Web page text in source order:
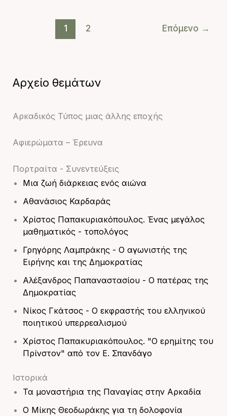
1 2 Επόμενο →
Αρχείο θεμάτων
Αρκαδικός Τύπος μιας άλλης εποχής
Αφιερώματα – Έρευνα
Πορτραίτα - Συνεντεύξεις
Μια ζωή διάρκειας ενός αιώνα
Αθανάσιος Καρδαράς
Χρίστος Παπακυριακόπουλος. Ένας μεγάλος
μαθηματικός - τοπολόγος
Γρηγόρης Λαμπράκης - Ο αγωνιστής της
Ειρήνης και της Δημοκρατίας
Αλέξανδρος Παπαναστασίου - Ο πατέρας της
Δημοκρατίας
Νίκος Γκάτσος - Ο εκφραστής του ελληνικού
ποιητικού υπερρεαλισμού
Χρίστος Παπακυριακόπουλος. "Ο ερημίτης του
Πρίνστον" από τον Ε. Σπανδάγο
Ιστορικά
Τα μοναστήρια της Παναγίας στην Αρκαδία
Ο Μίκης Θεοδωράκης για τη δολοφονία